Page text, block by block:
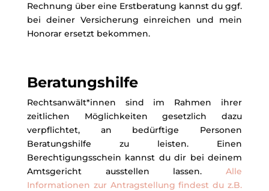
Rechnung über eine Erstberatung kannst du ggf.
bei deiner Versicherung einreichen und mein
Honorar ersetzt bekommen.
Beratungshilfe
Rechtsanwält*innen sind im Rahmen ihrer
zeitlichen Möglichkeiten gesetzlich dazu
verpflichtet, an bedürftige Personen
Beratungshilfe zu leisten. Einen
Berechtigungsschein kannst du dir bei deinem
Amtsgericht ausstellen lassen.Alle
Informationen zur Antragstellung findest du z.B.